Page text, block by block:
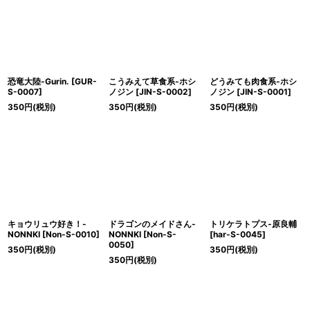
恐竜大陸-Gurin. [GUR-
S-0007]
350円(税別)
こうみえて草食系-ホシ
ノジン [JIN-S-0002]
350円(税別)
どうみても肉食系-ホシ
ノジン [JIN-S-0001]
350円(税別)
キョウリュウ好き！-
NONNKI [Non-S-0010]
350円(税別)
ドラゴンのメイドさん-
NONNKI [Non-S-
0050]
350円(税別)
トリケラトプス-原良輔
[har-S-0045]
350円(税別)